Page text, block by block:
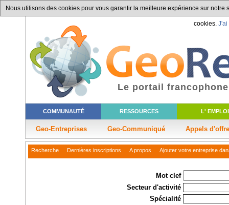
Nous utilisons des cookies pour vous garantir la meilleure expérience sur
cookies. J'ai
COMMUNAUTÉ RESSOURCES L' EMPLOI
Geo-Entreprises Geo-Communiqué Appels
Le portail
Recherche Dernières inscriptions A propos Ajouter votre entreprise
Mot clef
Secteur d'activité
Spécialité